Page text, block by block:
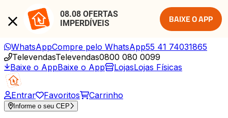
08.08 OFERTAS
IMPERDÍVEIS
BAIXE O APP
WhatsAppCompre pelo WhatsApp55 41 74031865
TelevendasTelevendas0800 080 0099
Baixe o AppBaixe o App LojasLojas Físicas
Entrar Favoritos Carrinho
Informe o seu CEP